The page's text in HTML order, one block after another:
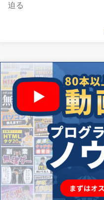
迫る